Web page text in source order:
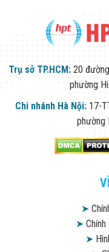
Trụ sở TP.HCM: 20
phường
Chi nhánh Hà Nội: 17-
phường
➤
➤Chính
➤